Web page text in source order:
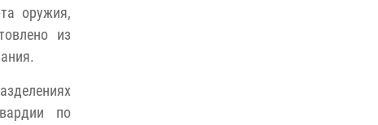
оружия,
из
по